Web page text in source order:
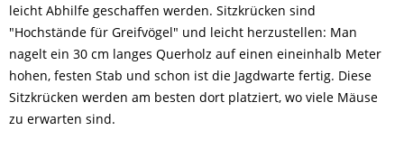
leicht Abhilfe geschaffen werden. Sitzkrücken sind
"Hochstände für Greifvögel" und leicht herzustellen: Man
nagelt ein 30 cm langes Querholz auf einen eineinhalb Meter
hohen, festen Stab und schon ist die Jagdwarte fertig. Diese
Sitzkrücken werden am besten dort platziert, wo viele Mäuse
zu erwarten sind.